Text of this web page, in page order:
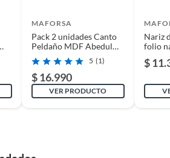
MAFORSA
Pack 2 unidades Canto
Peldaño MDF Abedul
New 48 mm 2x240 cm
5 (1)
$ 16.990
VER PRODUCTO
Nariz
folio
$